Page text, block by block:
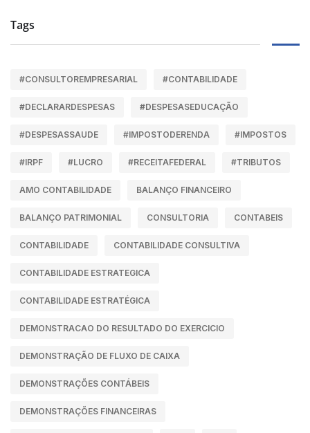
Tags
#CONSULTOREMPRESARIAL #CONTABILIDADE
#DECLARARDESPESAS #DESPESASEDUCAÇÃO
#DESPESASSAUDE #IMPOSTODERENDA #IMPOSTOS
#IRPF #LUCRO #RECEITAFEDERAL #TRIBUTOS
AMO CONTABILIDADE BALANÇO FINANCEIRO
BALANÇO PATRIMONIAL CONSULTORIA CONTABEIS
CONTABILIDADE CONTABILIDADE CONSULTIVA
CONTABILIDADE ESTRATEGICA
CONTABILIDADE ESTRATÉGICA
DEMONSTRACAO DO RESULTADO DO EXERCICIO
DEMONSTRAÇÃO DE FLUXO DE CAIXA
DEMONSTRAÇÕES CONTÁBEIS
DEMONSTRAÇÕES FINANCEIRAS